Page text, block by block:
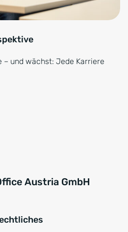
– und wächst: Jede Karriere
Austria GmbH